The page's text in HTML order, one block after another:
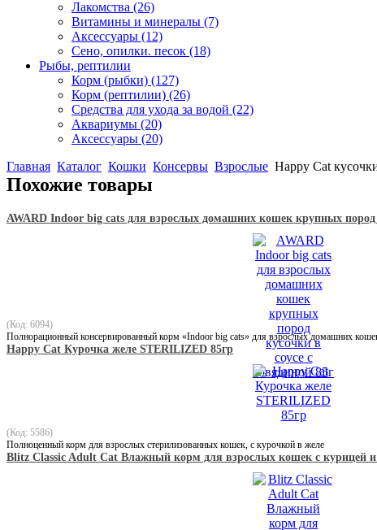
Лакомства (26)
Витамины и минералы (7)
Аксессуары (12)
Сено, опилки. песок (18)
Рыбы, рептилии
Корм (рыбки) (127)
Корм (рептилии) (26)
Средства для ухода за водой (22)
Аквариумы (20)
Аксессуары (20)
Главная Каталог Кошки Консервы Взрослые Happy Cat
Похожие товары
AWARD Indoor big cats для взрослых домашних кошек крупных пород
(Код: 6094)
Полнорационный консервированный корм «Indoor big cats» для взрослых домашних
Happy Cat Курочка желе STERILIZED 85гр
(Код: 5586)
Полноценный корм для взрослых стерилизованных кошек, с курочкой в желе
Blitz Classic Adult Cat Влажный корм для взрослых кошек с курицей